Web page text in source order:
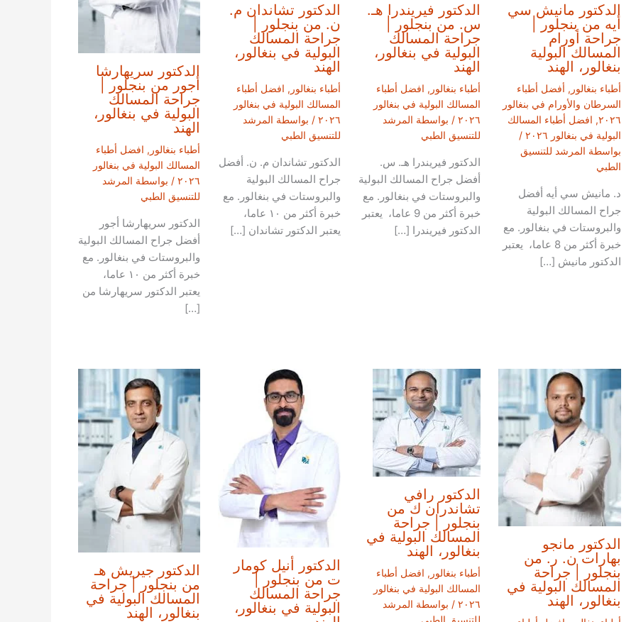
الدكتور مانيش سي
أيه من بنجلور |
جراحة أورام
المسالك البولية
بنغالور، الهند
أطباء بنغالور , أفضل أطباء
السرطان والأورام في بنغالور
٢٠٢٦, افضل أطباء المسالك
البولية في بنغالور ٢٠٢٦
/
بواسطة المرشد للتنسيق
الطبي
د. مانيش سي أيه أفضل
جراح المسالك البولية
والبروستات في بنغالور. مع
خبرة أكثر من 8 عاما، يعتبر
الدكتور مانيش […]
الدكتور فيريندرا هـ.
س. من بنجلور |
جراحة المسالك
البولية في بنغالور،
الهند
أطباء بنغالور , افضل أطباء
المسالك البولية في بنغالور
٢٠٢٦ / بواسطة المرشد
للتنسيق الطبي
الدكتور فيريندرا هـ. س.
أفضل جراح المسالك البولية
والبروستات في بنغالور. مع
خبرة أكثر من 9 عاما، يعتبر
الدكتور فيريندرا […]
الدكتور تشاندان م.
ن. من بنجلور |
جراحة المسالك
البولية في بنغالور،
الهند
أطباء بنغالور , افضل أطباء
المسالك البولية في بنغالور
٢٠٢٦ / بواسطة المرشد
للتنسيق الطبي
الدكتور تشاندان م. ن. أفضل
جراح المسالك البولية
والبروستات في بنغالور. مع
خبرة أكثر من ١٠ عاما،
يعتبر الدكتور تشاندان […]
الدكتور سريهارشا
أجور من بنجلور |
جراحة المسالك
البولية في بنغالور،
الهند
أطباء بنغالور , افضل أطباء
المسالك البولية في بنغالور
٢٠٢٦ / بواسطة المرشد
للتنسيق الطبي
الدكتور سريهارشا أجور
أفضل جراح المسالك البولية
والبروستات في بنغالور. مع
خبرة أكثر من ١٠ عاما،
يعتبر الدكتور سريهارشا من
[…]
الدكتور مانجو
بهارات ن. ر. من
بنجلور | جراحة
المسالك البولية في
بنغالور، الهند
الدكتور رافي
تشاندران ك من
بنجلور | جراحة
المسالك البولية في
بنغالور، الهند
أطباء بنغالور , افضل أطباء
المسالك البولية في بنغالور
٢٠٢٦ / بواسطة المرشد
الدكتور أنيل كومار
ت من بنجلور |
جراحة المسالك
البولية في بنغالور،
الدكتور جيريش هـ
من بنجلور | جراحة
المسالك البولية في
بنغالور، الهند